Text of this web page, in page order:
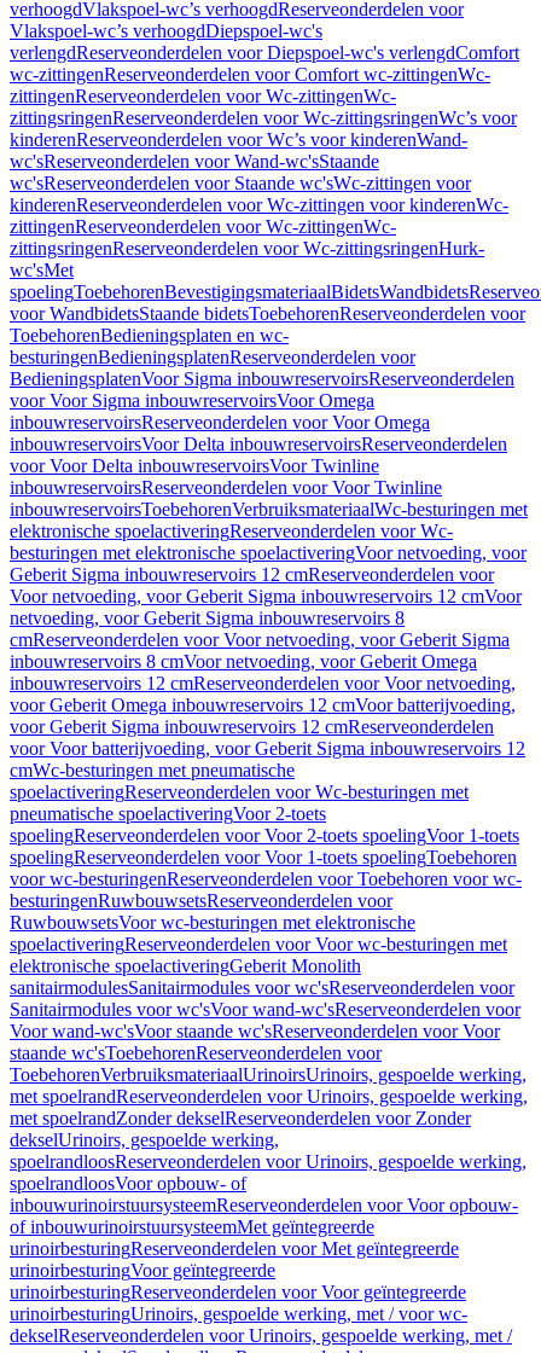
verhoogdVlakspoel-wc’s verhoogdReserveonderdelen voor
Vlakspoel-wc’s verhoogdDiepspoel-wc's
verlengdReserveonderdelen voor Diepspoel-wc's verlengdComfort
wc-zittingenReserveonderdelen voor Comfort wc-zittingenWc-
zittingenReserveonderdelen voor Wc-zittingenWc-
zittingsringenReserveonderdelen voor Wc-zittingsringenWc’s voor
kinderenReserveonderdelen voor Wc’s voor kinderenWand-
wc'sReserveonderdelen voor Wand-wc'sStaande
wc'sReserveonderdelen voor Staande wc'sWc-zittingen voor
kinderenReserveonderdelen voor Wc-zittingen voor kinderenWc-
zittingenReserveonderdelen voor Wc-zittingenWc-
zittingsringenReserveonderdelen voor Wc-zittingsringenHurk-
wc'sMet
spoelingToebehorenBevestigingsmateriaalBidetsWandbidets
voor WandbidetsStaande bidetsToebehorenReserveonderdelen voor
ToebehorenBedieningsplaten en wc-
besturingenBedieningsplatenReserveonderdelen voor
BedieningsplatenVoor Sigma inbouwreservoirsReserveonderdelen
voor Voor Sigma inbouwreservoirsVoor Omega
inbouwreservoirsReserveonderdelen voor Voor Omega
inbouwreservoirsVoor Delta inbouwreservoirsReserveonderdelen
voor Voor Delta inbouwreservoirsVoor Twinline
inbouwreservoirsReserveonderdelen voor Voor Twinline
inbouwreservoirsToebehorenVerbruiksmateriaalWc-besturingen met
elektronische spoelactiveringReserveonderdelen voor Wc-
besturingen met elektronische spoelactiveringVoor netvoeding, voor
Geberit Sigma inbouwreservoirs 12 cmReserveonderdelen voor
Voor netvoeding, voor Geberit Sigma inbouwreservoirs 12 cmVoor
netvoeding, voor Geberit Sigma inbouwreservoirs 8
cmReserveonderdelen voor Voor netvoeding, voor Geberit Sigma
inbouwreservoirs 8 cmVoor netvoeding, voor Geberit Omega
inbouwreservoirs 12 cmReserveonderdelen voor Voor netvoeding,
voor Geberit Omega inbouwreservoirs 12 cmVoor batterijvoeding,
voor Geberit Sigma inbouwreservoirs 12 cmReserveonderdelen
voor Voor batterijvoeding, voor Geberit Sigma inbouwreservoirs 12
cmWc-besturingen met pneumatische
spoelactiveringReserveonderdelen voor Wc-besturingen met
pneumatische spoelactiveringVoor 2-toets
spoelingReserveonderdelen voor Voor 2-toets spoelingVoor 1-toets
spoelingReserveonderdelen voor Voor 1-toets spoelingToebehoren
voor wc-besturingenReserveonderdelen voor Toebehoren voor wc-
besturingenRuwbouwsetsReserveonderdelen voor
RuwbouwsetsVoor wc-besturingen met elektronische
spoelactiveringReserveonderdelen voor Voor wc-besturingen met
elektronische spoelactiveringGeberit Monolith
sanitairmodulesSanitairmodules voor wc'sReserveonderdelen voor
Sanitairmodules voor wc'sVoor wand-wc'sReserveonderdelen voor
Voor wand-wc'sVoor staande wc'sReserveonderdelen voor Voor
staande wc'sToebehorenReserveonderdelen voor
ToebehorenVerbruiksmateriaalUrinoirsUrinoirs, gespoelde werking,
met spoelrandReserveonderdelen voor Urinoirs, gespoelde werking,
met spoelrandZonder dekselReserveonderdelen voor Zonder
dekselUrinoirs, gespoelde werking,
spoelrandloosReserveonderdelen voor Urinoirs, gespoelde werking,
spoelrandloosVoor opbouw- of
inbouwurinoirstuursysteemReserveonderdelen voor Voor opbouw-
of inbouwurinoirstuursysteemMet geïntegreerde
urinoirbesturingReserveonderdelen voor Met geïntegreerde
urinoirbesturingVoor geïntegreerde
urinoirbesturingReserveonderdelen voor Voor geïntegreerde
urinoirbesturingUrinoirs, gespoelde werking, met / voor wc-
dekselReserveonderdelen voor Urinoirs, gespoelde werking, met /